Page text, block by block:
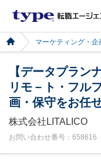
マーケティング・企
【データプラン
リモ－ト・フル
画・保守をお任
株式会社LITALICO
お問い合わせ番号：